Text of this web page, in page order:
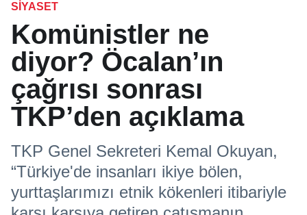
SIYASET
Komünistler ne
diyor? Öcalan’ın
çağrısı sonrası
TKP’den açıklama
TKP Genel Sekreteri Kemal Okuyan,
“Türkiye'de insanları ikiye bölen,
yurttaşlarımızı etnik kökenleri itibariyle